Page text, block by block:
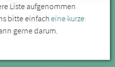
Liste aufgenommen
bitte einfacheine kurze
gerne darum.